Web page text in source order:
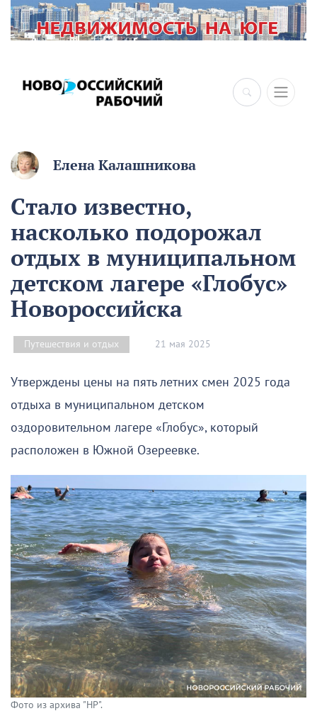
×
Елена Калашникова
Стало известно,
насколько подорожал
отдых в муниципальном
детском лагере «Глобус»
Новороссийска
Путешествия и отдых 21 мая 2025
Утверждены цены на пять летних смен 2025 года
отдыха в муниципальном детском
оздоровительном лагере «Глобус», который
расположен в Южной Озереевке.
Фото из архива "НР".